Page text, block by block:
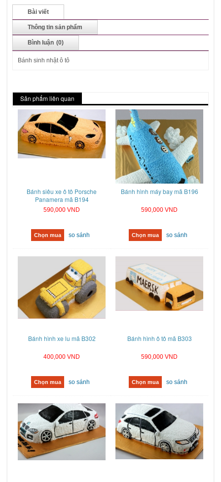
Bài viết
Thông tin sản phẩm
Bình luận (0)
Bánh sinh nhật ô tô
Sản phẩm liên quan
Bánh siêu xe ô tô Porsche
Panamera mã B194
590,000 VND
Chọn mua so sánh
Bánh hình máy bay mã B196
590,000 VND
Chọn mua so sánh
Bánh hình xe lu mã B302
400,000 VND
Chọn mua so sánh
Bánh hình ô tô mã B303
590,000 VND
Chọn mua so sánh